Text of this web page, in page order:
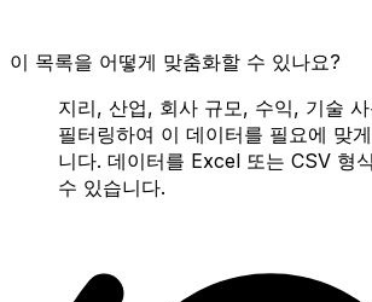
이 목록을 어떻게 맞춤화할 수 있나요?
지리, 산업, 회사 규모, 수익, 기술
필터링하여 이 데이터를 필요에 맞
니다. 데이터를 Excel 또는 CSV 형
수 있습니다.